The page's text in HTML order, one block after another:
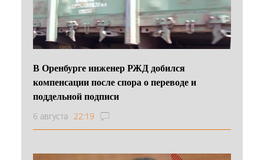
В Оренбурге инженер РЖД добился
компенсации после спора о переводе и
поддельной подписи
6 августа 22:19